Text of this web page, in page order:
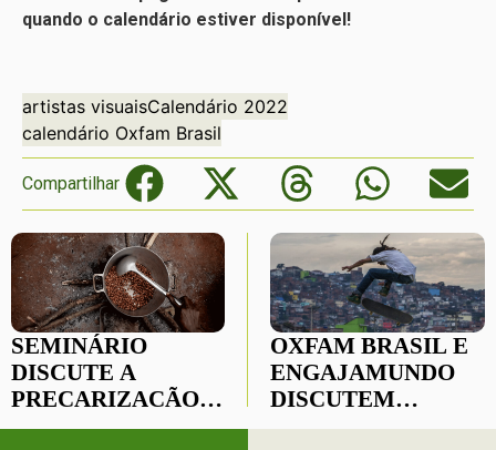
quando o calendário estiver disponível!
artistas visuaisCalendário 2022
calendário Oxfam Brasil
Compartilhar
SEMINÁRIO
DISCUTE A
PRECARIZAÇÃO
DO TRABALHO NO
OXFAM BRASIL E
ENGAJAMUNDO
DISCUTEM
IMPACTO DAS